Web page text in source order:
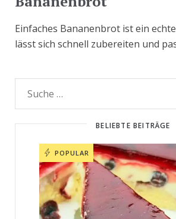
Einfaches Bananenbrot ist ein
lässt sich schnell zubereiten und
BELIEBTE BEITRÄGE
POPULAR